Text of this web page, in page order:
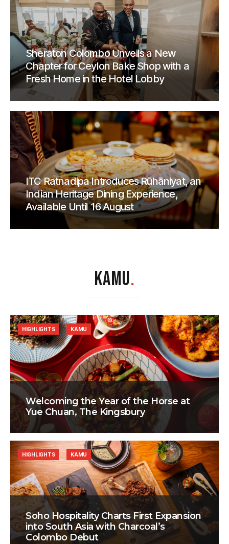
Sheraton Colombo Unveils a New
Chapter for Ceylon Bake Shop with a
Fresh Home in the Hotel Lobby
ITC Ratnadipa Introduces Rūhāniyat, an
Indian Heritage Dining Experience,
Available Until 16 August
KAMU.
Welcoming the Year of the Horse at
Yue Chuan, The Kingsbury
HIGHLIGHTS KAMU
Soho Hospitality Charts First Expansion
into South Asia with Charcoal’s
Colombo Debut
HIGHLIGHTS KAMU